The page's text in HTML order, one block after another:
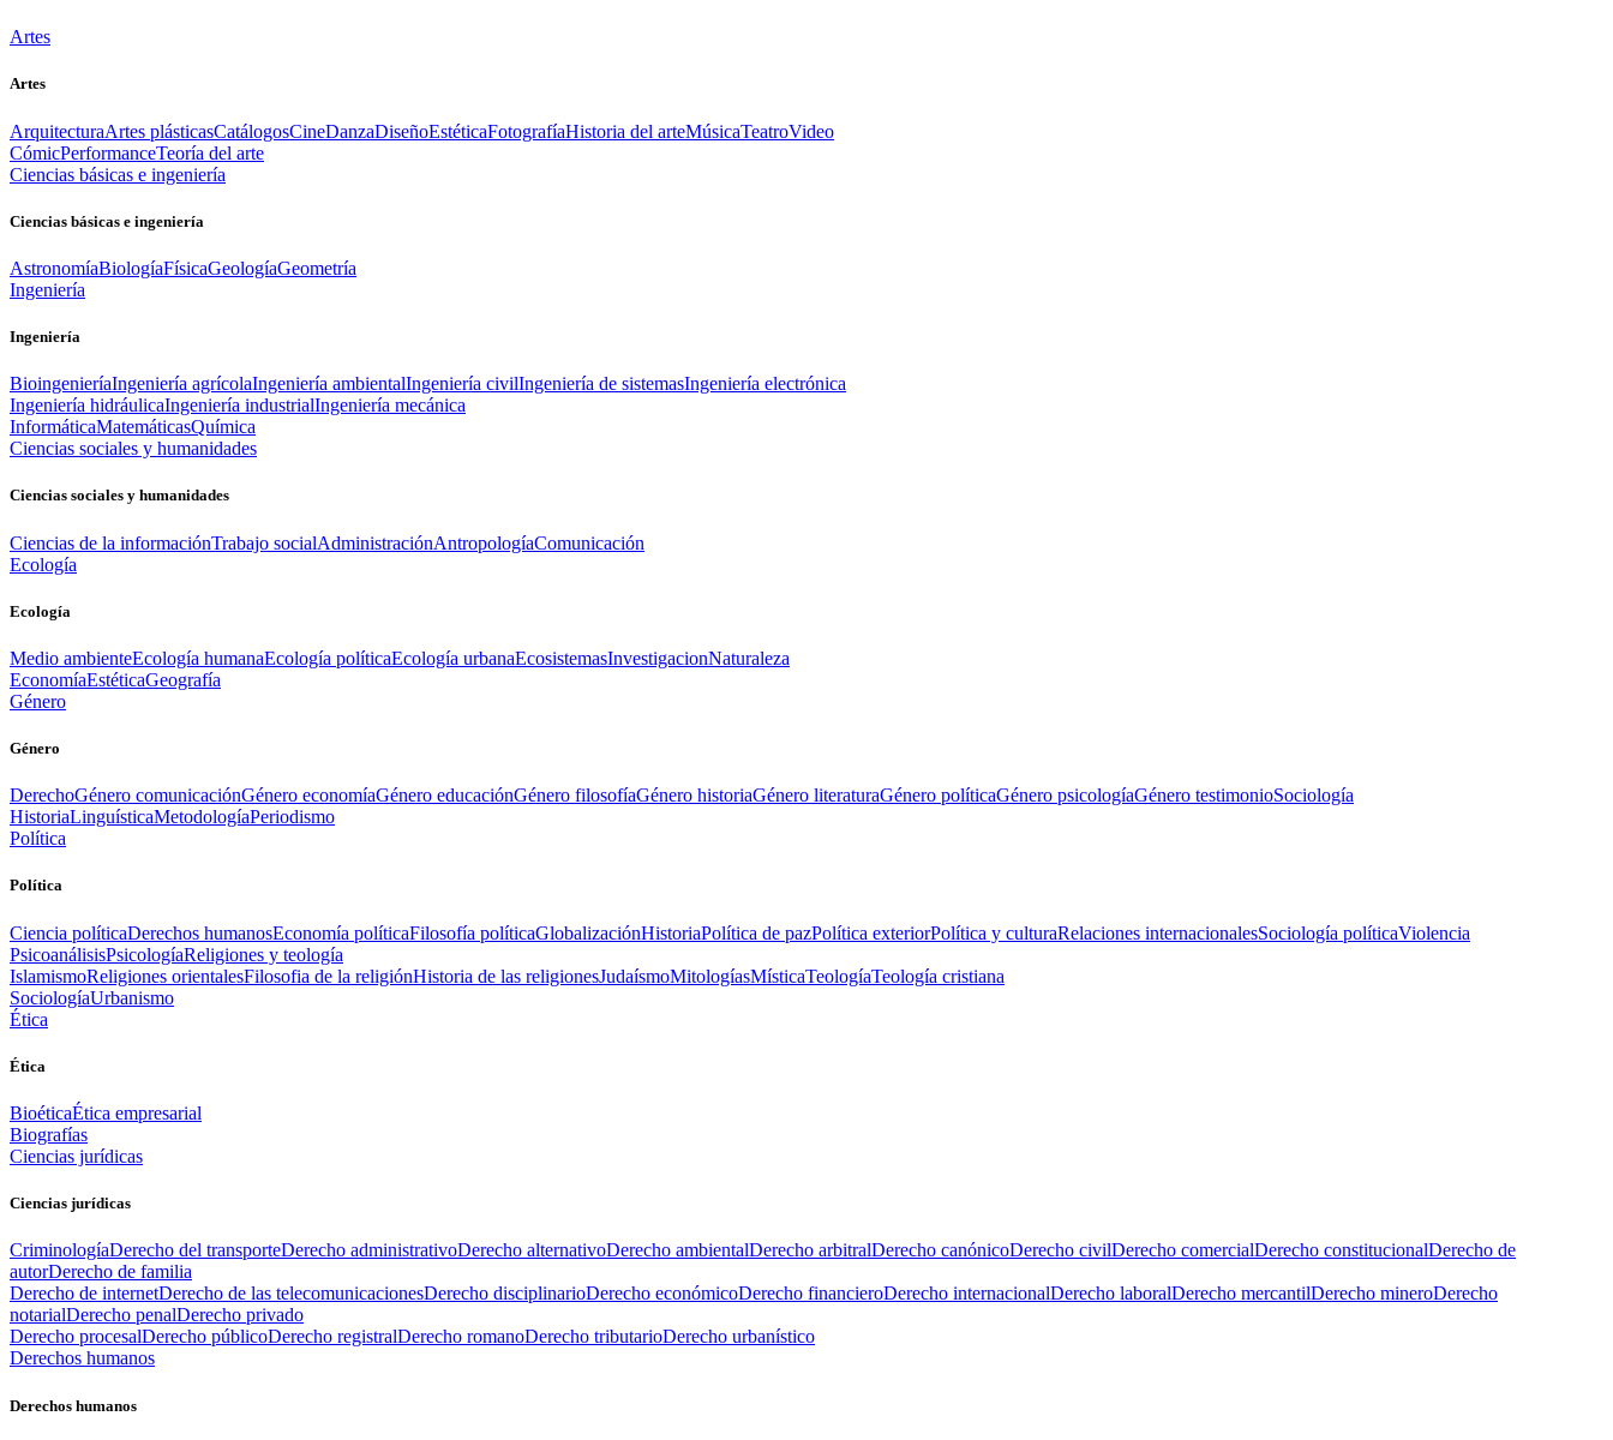
Artes
Artes
ArquitecturaArtes plásticasCatálogosCineDanzaDiseñoEstéticaFotografíaHistoria del arteMúsicaTeatroVideo
CómicPerformanceTeoría del arte
Ciencias básicas e ingeniería
Ciencias básicas e ingeniería
AstronomíaBiologíaFísicaGeologíaGeometría
Ingeniería
Ingeniería
BioingenieríaIngeniería agrícolaIngeniería ambientalIngeniería civilIngeniería de sistemasIngeniería electrónica
Ingeniería hidráulicaIngeniería industrialIngeniería mecánica
InformáticaMatemáticasQuímica
Ciencias sociales y humanidades
Ciencias sociales y humanidades
Ciencias de la informaciónTrabajo socialAdministraciónAntropologíaComunicación
Ecología
Ecología
Medio ambienteEcología humanaEcología políticaEcología urbanaEcosistemasInvestigacionNaturaleza
EconomíaEstéticaGeografía
Género
Género
DerechoGénero comunicaciónGénero economíaGénero educaciónGénero filosofíaGénero historiaGénero literaturaGénero políticaGénero psicologíaGénero testimonioSociología
HistoriaLinguísticaMetodologíaPeriodismo
Política
Política
Ciencia políticaDerechos humanosEconomía políticaFilosofía políticaGlobalizaciónHistoriaPolítica de pazPolítica exteriorPolítica y culturaRelaciones internacionalesSociología políticaViolencia
PsicoanálisisPsicologíaReligiones y teología
IslamismoReligiones orientalesFilosofia de la religiónHistoria de las religionesJudaísmoMitologíasMísticaTeologíaTeología cristiana
SociologíaUrbanismo
Ética
Ética
BioéticaÉtica empresarial
Biografías
Ciencias jurídicas
Ciencias jurídicas
CriminologíaDerecho del transporteDerecho administrativoDerecho alternativoDerecho ambientalDerecho arbitralDerecho canónicoDerecho civilDerecho comercialDerecho constitucionalDerecho de
autorDerecho de familia
Derecho de internetDerecho de las telecomunicacionesDerecho disciplinarioDerecho económicoDerecho financieroDerecho internacionalDerecho laboralDerecho mercantilDerecho mineroDerecho
notarialDerecho penalDerecho privado
Derecho procesalDerecho públicoDerecho registralDerecho romanoDerecho tributarioDerecho urbanístico
Derechos humanos
Derechos humanos